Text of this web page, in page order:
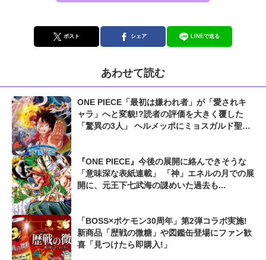
ポスト シェア LINEで送る
あわせて読む
ONE PIECE「最初は嫌われ者」が「愛されキ
ャラ」へと変貌!?読者の評価を大きく覆した
「驚異の3人」 ヘルメッポにミョスガルド聖
『ONE PIECE』今後の展開に絡んできそうな
「意味深な表紙連載」 「神」エネルの月での展
開に、元王下七武海の謎めいた過去も...
「BOSS×ポケモン30周年」第2弾コラボ実施!
新商品「歴戦の微糖」や図鑑缶登場にファン歓
喜「見つけたら即購入!」